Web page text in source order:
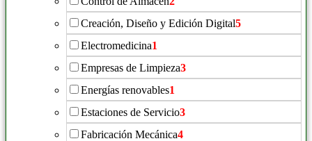
Creación, Diseño y Edición Digital5
Electromedicina1
Empresas de Limpieza3
Energías renovables1
Estaciones de Servicio3
Fabricación Mecánica4